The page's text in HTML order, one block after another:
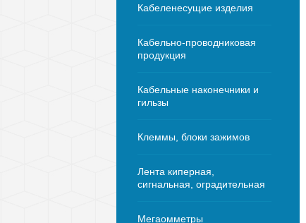
Кабеленесущие изделия
Кабельно-проводниковая
продукция
Кабельные наконечники и
гильзы
Клеммы, блоки зажимов
Лента киперная,
сигнальная, оградительная
Мегаомметры